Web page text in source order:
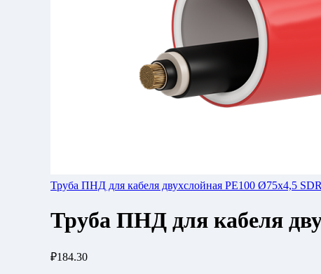
Труба ПНД для кабеля двухслойная РЕ100 Ø75x4,5
Труба ПНД для кабеля
₽184.30